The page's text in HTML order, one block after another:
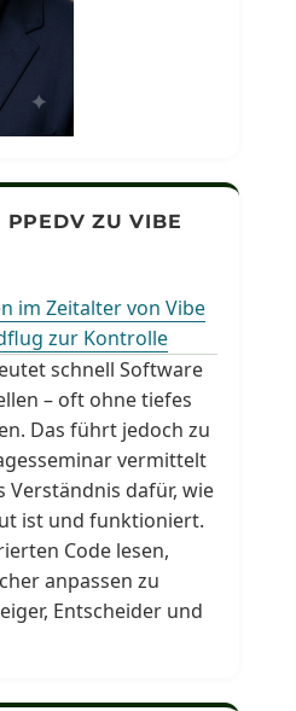
PPEDV ZU VIBE
im Zeitalter von Vibe
zur Kontrolle
schnell Software
– oft ohne tiefes
Das führt jedoch zu
vermittelt
Verständnis dafür, wie
ist und funktioniert.
Code lesen,
anpassen zu
Entscheider und